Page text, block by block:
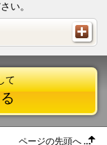
い。
て
ページの先頭へ